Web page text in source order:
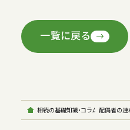
一覧に戻る
相続の基礎知識・コラム